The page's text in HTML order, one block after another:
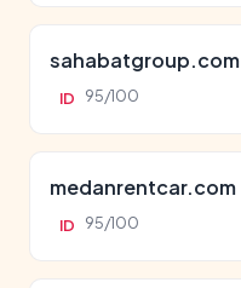
sahabatgroup.com
ID 95/100
medanrentcar.com
ID 95/100